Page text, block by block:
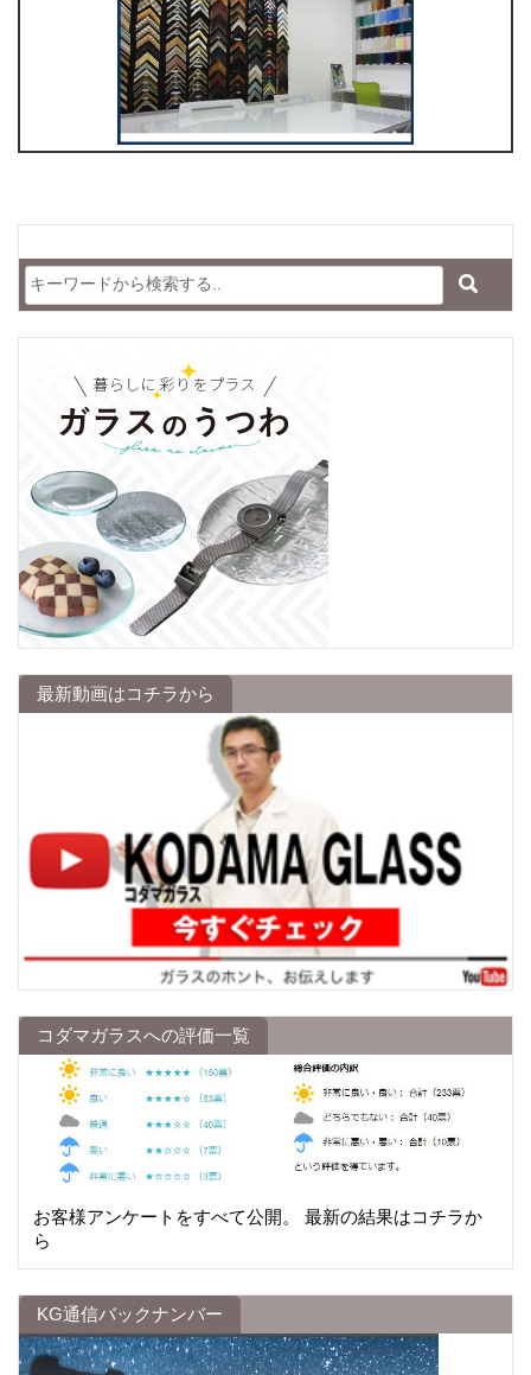
最新動画はコチラから
コダマガラスへの評価一覧
お客様アンケートをすべて公開。 最新の結果はコチラか
ら
KG通信バックナンバー